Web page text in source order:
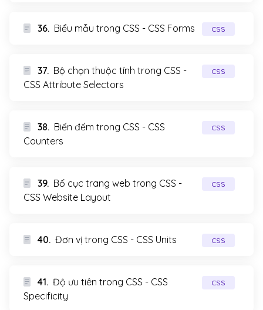
36. Biểu mẫu trong CSS - CSS Forms CSS
37. Bộ chọn thuộc tính trong CSS -
CSS Attribute Selectors
CSS
38. Biến đếm trong CSS - CSS
Counters
CSS
39. Bố cục trang web trong CSS -
CSS Website Layout
CSS
40. Đơn vị trong CSS - CSS Units CSS
41. Độ ưu tiên trong CSS - CSS
Specificity
CSS